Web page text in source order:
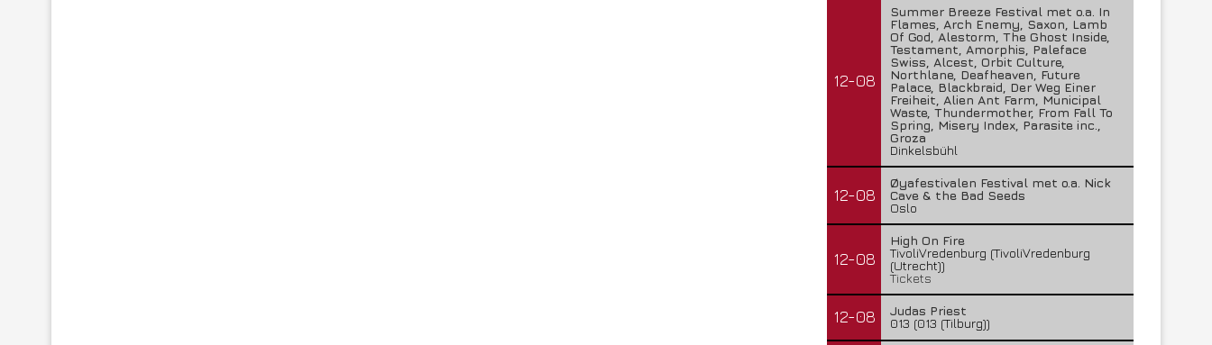
12-08
Summer Breeze Festival met o.a. In
Flames, Arch Enemy, Saxon, Lamb
Of God, Alestorm, The Ghost Inside,
Testament, Amorphis, Paleface
Swiss, Alcest, Orbit Culture,
Northlane, Deafheaven, Future
Palace, Blackbraid, Der Weg Einer
Freiheit, Alien Ant Farm, Municipal
Waste, Thundermother, From Fall To
Spring, Misery Index, Parasite inc.,
Groza
Dinkelsbühl
12-08
Øyafestivalen Festival met o.a. Nick
Cave & the Bad Seeds
Oslo
12-08
High On Fire
TivoliVredenburg (TivoliVredenburg
(Utrecht))
Tickets
12-08
Judas Priest
013 (013 (Tilburg))